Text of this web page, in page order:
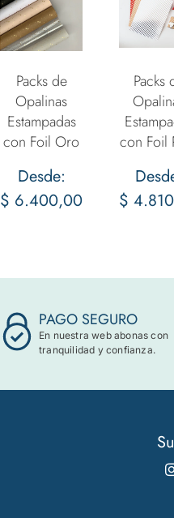
Packs de
Opalinas
Estampadas
con Foil Oro
Desde:
$ 6.400,00
Packs
con Foil
$
PAGO SEGURO
En nuestra web abonas con
tranquilidad y confianza.